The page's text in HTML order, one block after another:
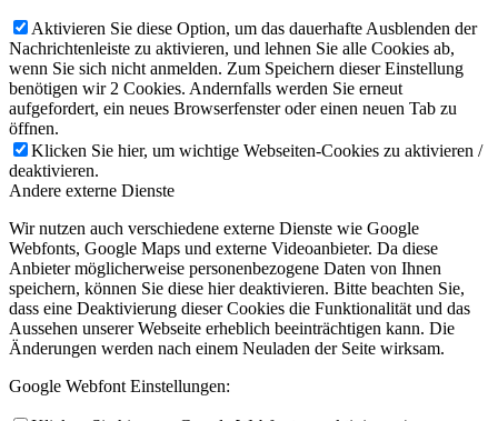
Aktivieren Sie diese Option, um das dauerhafte Ausblenden der
Nachrichtenleiste zu aktivieren, und lehnen Sie alle Cookies ab,
wenn Sie sich nicht anmelden. Zum Speichern dieser Einstellung
benötigen wir 2 Cookies. Andernfalls werden Sie erneut
aufgefordert, ein neues Browserfenster oder einen neuen Tab zu
öffnen.
Klicken Sie hier, um wichtige Webseiten-Cookies zu aktivieren /
deaktivieren.
Andere externe Dienste
Wir nutzen auch verschiedene externe Dienste wie Google
Webfonts, Google Maps und externe Videoanbieter. Da diese
Anbieter möglicherweise personenbezogene Daten von Ihnen
speichern, können Sie diese hier deaktivieren. Bitte beachten Sie,
dass eine Deaktivierung dieser Cookies die Funktionalität und das
Aussehen unserer Webseite erheblich beeinträchtigen kann. Die
Änderungen werden nach einem Neuladen der Seite wirksam.
Google Webfont Einstellungen: